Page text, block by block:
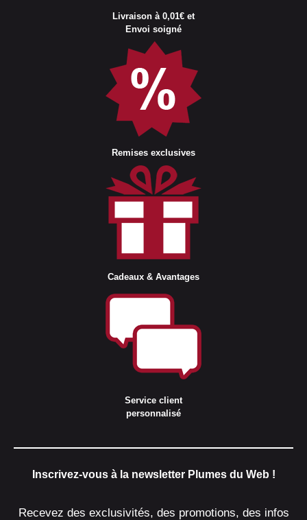
Livraison à 0,01€ et
Envoi soigné
Remises exclusives
Cadeaux & Avantages
Service client
personnalisé
Inscrivez-vous à la newsletter Plumes du Web !
Recevez des exclusivités, des promotions, des infos